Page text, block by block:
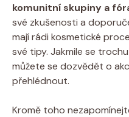
komunitní skupiny a
své zkušenosti a
mají rádi kosmetické
své tipy. Jakmile se
můžete se dozvědět o
přehlédnout.
Kromě toho